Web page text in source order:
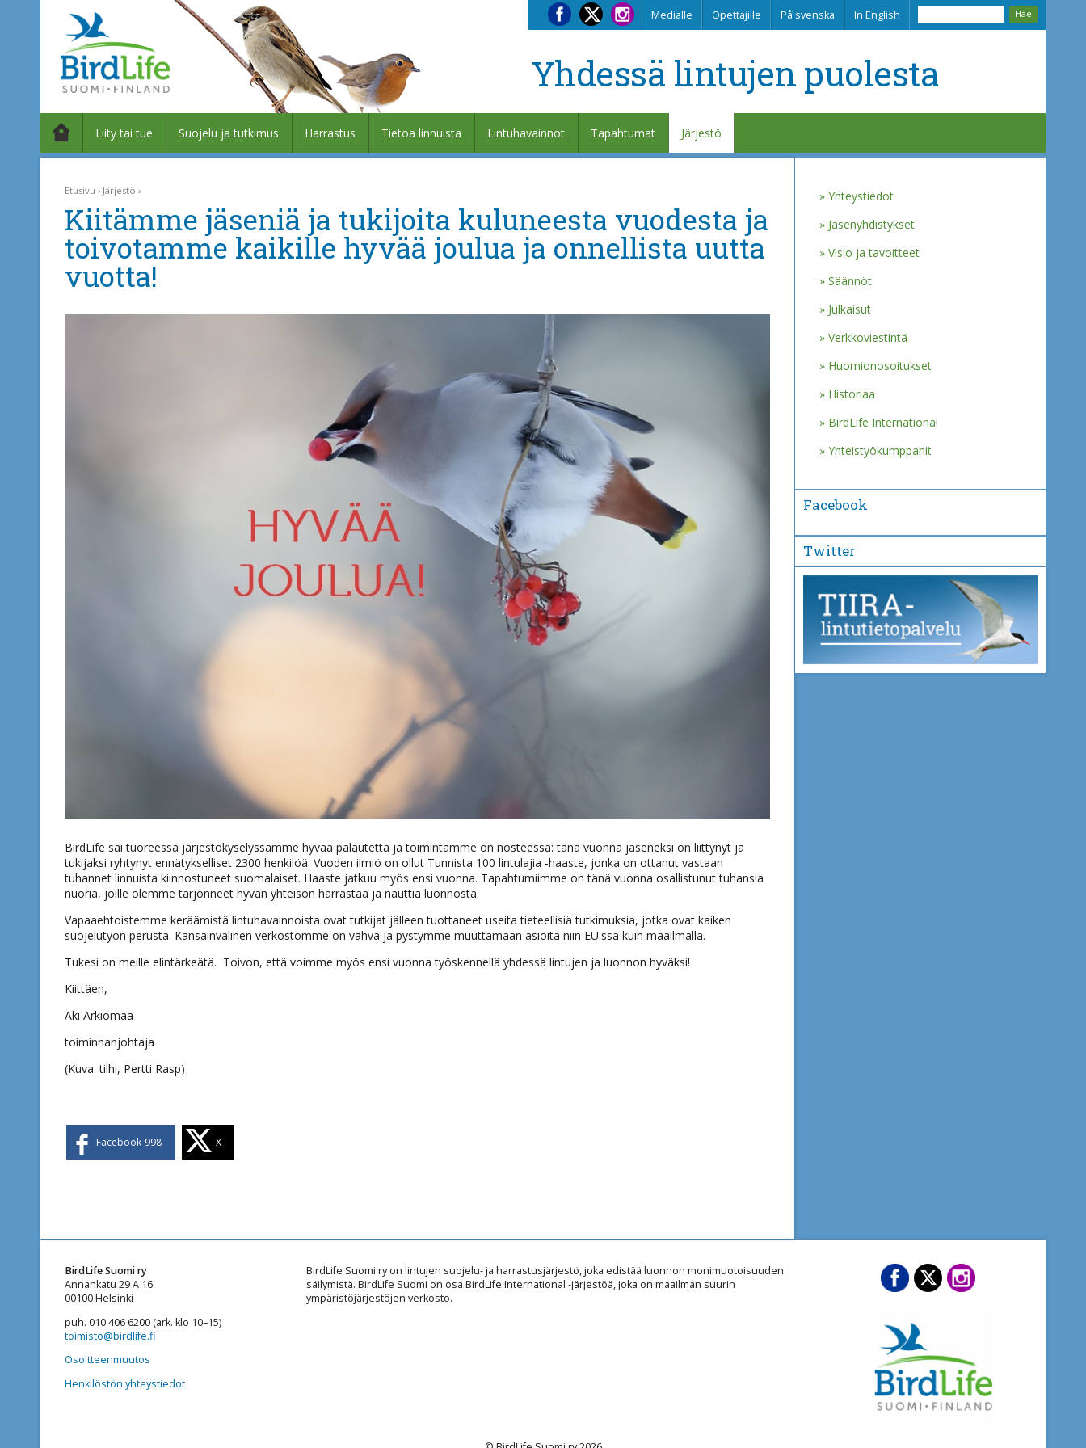
Medialle Opettajille På svenska In English
Yhdessä lintujen puolesta
Liity tai tue Suojelu ja tutkimus Harrastus Tietoa linnuista Lintuhavainnot Tapahtumat Järjestö
Etusivu Järjestö
Kiitämme jäseniä ja tukijoita kuluneesta vuodesta ja
toivotamme kaikille hyvää joulua ja onnellista uutta
vuotta!
BirdLife sai tuoreessa järjestökyselyssämme hyvää palautetta ja toimintamme on nosteessa: tänä vuonna jäseneksi on liittynyt ja
tukijaksi ryhtynyt ennätykselliset 2300 henkilöä. Vuoden ilmiö on ollut Tunnista 100 lintulajia -haaste, jonka on ottanut vastaan
tuhannet linnuista kiinnostuneet suomalaiset. Haaste jatkuu myös ensi vuonna. Tapahtumiimme on tänä vuonna osallistunut tuhansia
nuoria, joille olemme tarjonneet hyvän yhteisön harrastaa ja nauttia luonnosta.
Vapaaehtoistemme keräämistä lintuhavainnoista ovat tutkijat jälleen tuottaneet useita tieteellisiä tutkimuksia, jotka ovat kaiken
suojelutyön perusta. Kansainvälinen verkostomme on vahva ja pystymme muuttamaan asioita niin EU:ssa kuin maailmalla.
Tukesi on meille elintärkeätä. Toivon, että voimme myös ensi vuonna työskennellä yhdessä lintujen ja luonnon hyväksi!
Kiittäen,
Aki Arkiomaa
toiminnanjohtaja
(Kuva: tilhi, Pertti Rasp)
Facebook 998 X
Yhteystiedot
Jäsenyhdistykset
Visio ja tavoitteet
Säännöt
Julkaisut
Verkkoviestintä
Huomionosoitukset
Historiaa
BirdLife International
Yhteistyökumppanit
Facebook
Twitter
BirdLife Suomi ry
Annankatu 29 A 16
00100 Helsinki
puh. 010 406 6200 (ark. klo 10–15)
toimisto@birdlife.fi
Osoitteenmuutos
Henkilöstön yhteystiedot
BirdLife Suomi ry on lintujen suojelu- ja harrastusjärjestö, joka edistää luonnon monimuotoisuuden
säilymistä. BirdLife Suomi on osa BirdLife International -järjestöä, joka on maailman suurin
ympäristöjärjestöjen verkosto.